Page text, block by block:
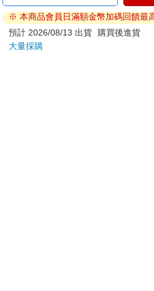
離開牛排館後，我先是在巷子內大哭
品牛排館創始的文心店用餐，還指名
務人員親切的遞海鹽給我，還告訴
吃，讓我備感窩心，這才是對的服務
若非上列種類商品，均享有到貨
日）。
辦理退換貨時，商品（組合商品
※ 本商品會員日滿額金幣加碼回饋最
預計 2026/08/13 出貨
購買後進貨
大量採購